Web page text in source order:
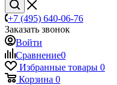
+7 (495) 640-06-76
Заказать звонок
Войти
Сравнение0
Избранные товары 0
Корзина 0